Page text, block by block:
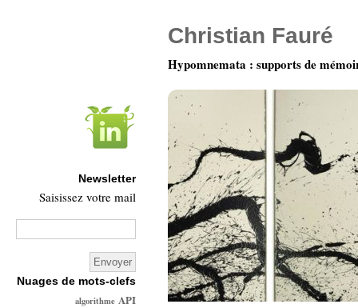
Christian Fauré
Hypomnemata : supports de
Newsletter
Saisissez votre mail
Nuages de mots-clefs
algorithme API